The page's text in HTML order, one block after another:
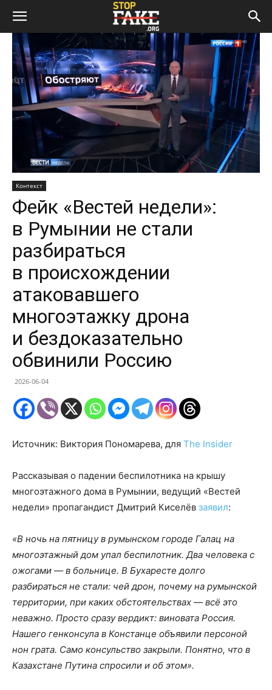
Контекст
Фейк «Вестей недели»:
в Румынии не стали
разбираться
в происхождении
атаковавшего
многоэтажку дрона
и бездоказательно
обвинили Россию
2026-06-04
Источник: Виктория Пономарева, для The Insider
Рассказывая о падении беспилотника на крышу
многоэтажного дома в Румынии, ведущий «Вестей
недели» пропагандист Дмитрий Киселёв заявил:
«В ночь на пятницу в румынском городе Галац на
многоэтажный дом упал беспилотник. Два человека с
ожогами — в больнице. В Бухаресте долго
разбираться не стали: чей дрон, почему на румынской
территории, при каких обстоятельствах — всё это
неважно. Просто сразу вердикт: виновата Россия.
Нашего генконсула в Констанце объявили персоной
нон грата. Само консульство закрыли. Понятно, что в
Казахстане Путина спросили и об этом».